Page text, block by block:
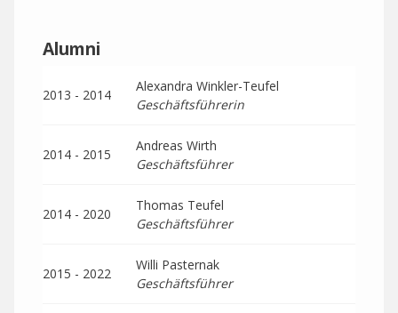
Alumni
2013 - 2014
Alexandra Winkler-Teufel
Geschäftsführerin
2014 - 2015
Andreas Wirth
Geschäftsführer
2014 - 2020
Thomas Teufel
Geschäftsführer
2015 - 2022
Willi Pasternak
Geschäftsführer